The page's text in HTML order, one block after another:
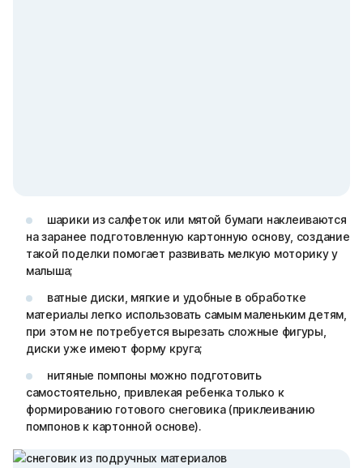
шарики из салфеток или мятой бумаги наклеиваются
на заранее подготовленную картонную основу, создание
такой поделки помогает развивать мелкую моторику у
малыша;
ватные диски, мягкие и удобные в обработке
материалы легко использовать самым маленьким детям,
при этом не потребуется вырезать сложные фигуры,
диски уже имеют форму круга;
нитяные помпоны можно подготовить
самостоятельно, привлекая ребенка только к
формированию готового снеговика (приклеиванию
помпонов к картонной основе).